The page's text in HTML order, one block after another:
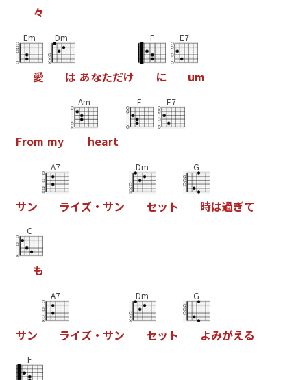
々
Em
愛
Dm
は あなただけ
F
に
E7
um
From my
Am
heart
E E7
サン
A7
ライズ・ サン
Dm
セッ ト
G
時は過ぎて
C
も
サン
A7
ライズ・ サン
Dm
セッ ト
G
よみがえる
F